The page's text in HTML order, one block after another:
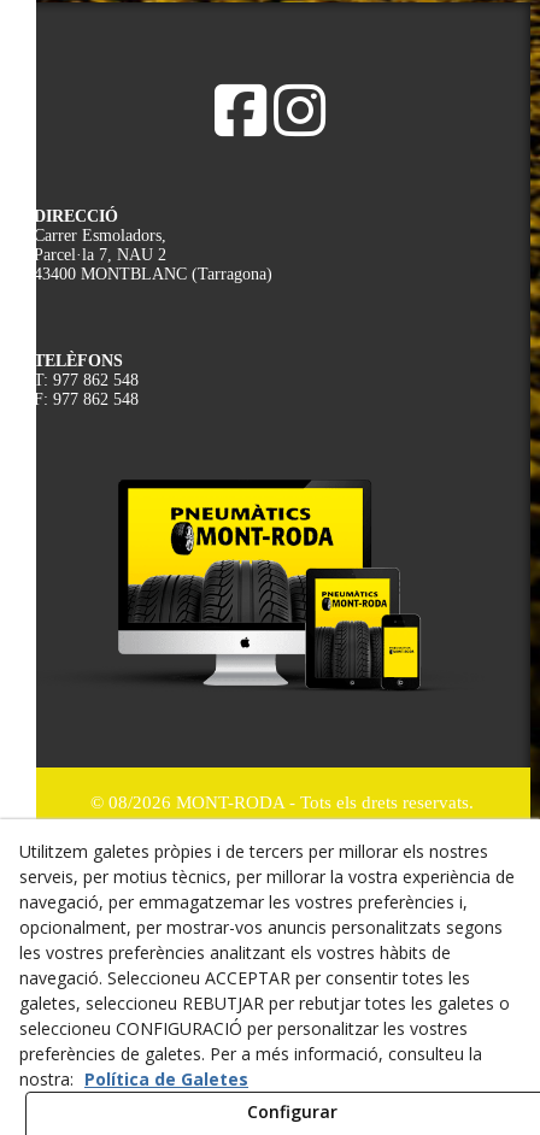
DIRECCIÓ
Carrer Esmoladors,
Parcel·la 7, NAU 2
43400 MONTBLANC (Tarragona)
TELÈFONS
T: 977 862 548
F: 977 862 548
© 08/2026 MONT-RODA - Tots els drets reservats.
Política de Privacitat
Termes i condicions de compra
Dret de desistiment
Cookies
Mapa Web
Utilitzem galetes pròpies i de tercers per millorar els nostres
serveis, per motius tècnics, per millorar la vostra experiència de
navegació, per emmagatzemar les vostres preferències i,
opcionalment, per mostrar-vos anuncis personalitzats segons
les vostres preferències analitzant els vostres hàbits de
navegació. Seleccioneu ACCEPTAR per consentir totes les
galetes, seleccioneu REBUTJAR per rebutjar totes les galetes o
seleccioneu CONFIGURACIÓ per personalitzar les vostres
preferències de galetes. Per a més informació, consulteu la
nostra: Política de Galetes
Configurar